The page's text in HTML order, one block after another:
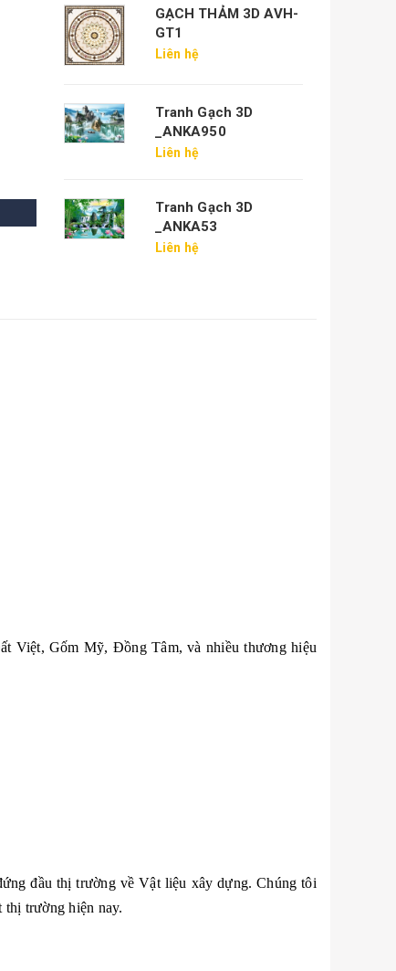
GẠCH THẢM 3D AVH-
GT1
Liên hệ
Tranh Gạch 3D
_ANKA950
Liên hệ
Tranh Gạch 3D
_ANKA53
Liên hệ
Việt, Gốm Mỹ, Đồng Tâm, và nhiều thương hiệu
đầu thị trường về Vật liệu xây dựng. Chúng tôi
thị trường hiện nay.